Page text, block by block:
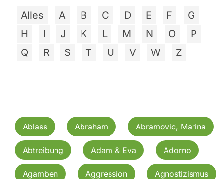
Alles A B C D E F
G
H
I J K L M N O
P
Q
R S T U V W Z
Ablass Abraham Abramovic, Marina
Abtreibung Adam & Eva Adorno
Agamben Aggression Agnostizismus